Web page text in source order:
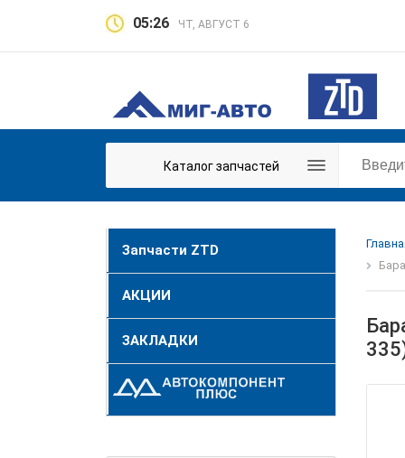
05:26 ЧТ, АВГУСТ 6
Каталог запчастей
Запчасти ZTD
АКЦИИ
ЗАКЛАДКИ